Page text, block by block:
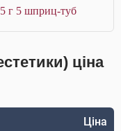
г 5 шприц-туб
ціна
Ціна